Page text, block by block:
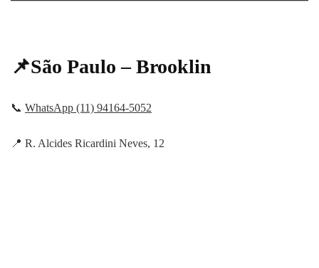
📌São Paulo – Brooklin
📞 WhatsApp (11) 94164-5052
📍 R. Alcides Ricardini Neves, 12